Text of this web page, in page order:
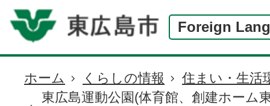
Foreign
現
ホーム くらしの情報
住まい・生活
東広島運動公園(体育館、創建ホーム